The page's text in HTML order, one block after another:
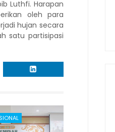
Luthfi. Harapan
oleh para
hujan secara
satu partisipasi